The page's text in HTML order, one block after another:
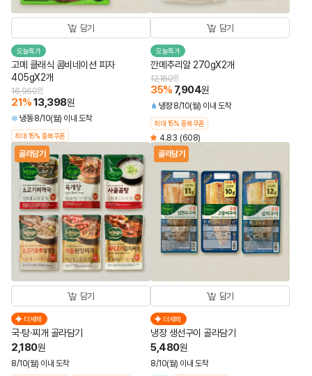
담기
오늘특가
고메 클래식 콤비네이션 피자
405gX2개
16,960원
21%13,398원
냉동 8/10(월) 이내 도착
최대 15% 중복쿠폰
담기
오늘특가
깐메추리알 270gX2개
12,160원
35% 7,904원
냉장 8/10(월) 이내 도착
최대 15% 중복쿠폰
4.83 (608)
골라담기
담기
더세페
국·탕·찌개 골라담기
2,180원
8/10(월) 이내 도착
골라담기
담기
더세페
냉장 생선구이 골라담기
5,480원
8/10(월) 이내 도착